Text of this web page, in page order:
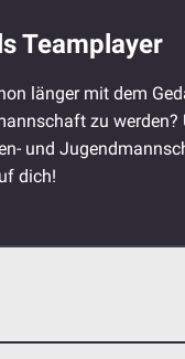
Teamplayer
länger mit dem
zu werden?
und
dich!